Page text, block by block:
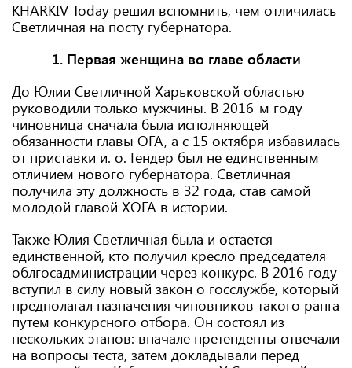
KHARKIV Today решил вспомнить, чем отличилась
Светличная на посту губернатора.
1. Первая женщина во главе области
До Юлии Светличной Харьковской областью
руководили только мужчины. В 2016-м году
чиновница сначала была исполняющей
обязанности главы ОГА, а с 15 октября избавилась
от приставки и. о. Гендер был не единственным
отличием нового губернатора. Светличная
получила эту должность в 32 года, став самой
молодой главой ХОГА в истории.
Также Юлия Светличная была и остается
единственной, кто получил кресло председателя
облгосадминистрации через конкурс. В 2016 году
вступил в силу новый закон о госслужбе, который
предполагал назначения чиновников такого ранга
путем конкурсного отбора. Он состоял из
нескольких этапов: вначале претенденты отвечали
на вопросы теста, затем докладывали перед